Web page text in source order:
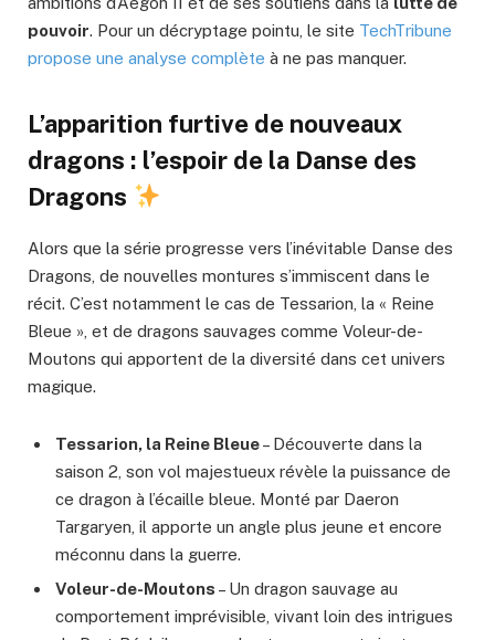
pouvoir. Pour un décryptage pointu, le site TechTribune
propose une analyse complète à ne pas manquer.
L’apparition furtive de nouveaux
dragons : l’espoir de la Danse des
Dragons
Alors que la série progresse vers l’inévitable Danse des
Dragons, de nouvelles montures s’immiscent dans le
récit. C’est notamment le cas de Tessarion, la « Reine
Bleue », et de dragons sauvages comme Voleur-de-
Moutons qui apportent de la diversité dans cet univers
magique.
Tessarion, la Reine Bleue– Découverte dans la
saison 2, son vol majestueux révèle la puissance de
ce dragon à l’écaille bleue. Monté par Daeron
Targaryen, il apporte un angle plus jeune et encore
méconnu dans la guerre.
Voleur-de-Moutons – Un dragon sauvage au
comportement imprévisible, vivant loin des intrigues